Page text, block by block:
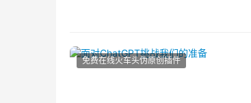
免费在线火车头伪原创插件